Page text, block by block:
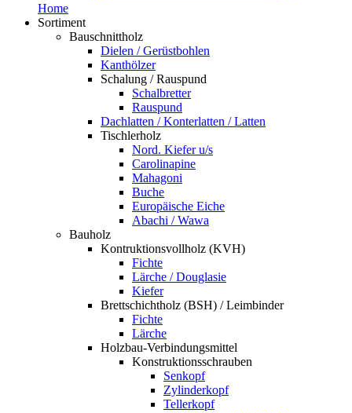
Home
Sortiment
Bauschnittholz
Dielen / Gerüstbohlen
Kanthölzer
Schalung / Rauspund
Schalbretter
Rauspund
Dachlatten / Konterlatten / Latten
Tischlerholz
Nord. Kiefer u/s
Carolinapine
Mahagoni
Buche
Europäische Eiche
Abachi / Wawa
Bauholz
Kontruktionsvollholz (KVH)
Fichte
Lärche / Douglasie
Kiefer
Brettschichtholz (BSH) / Leimbinder
Fichte
Lärche
Holzbau-Verbindungsmittel
Konstruktionsschrauben
Senkopf
Zylinderkopf
Tellerkopf